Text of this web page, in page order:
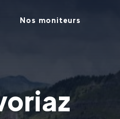
Nos moniteurs